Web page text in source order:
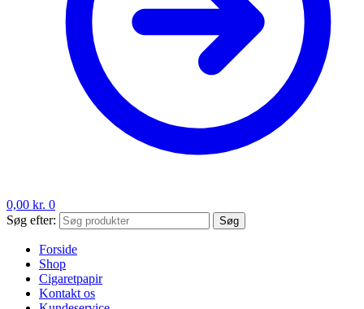
0,00 kr. 0
Søg efter:
Søg
Forside
Shop
Cigaretpapir
Kontakt os